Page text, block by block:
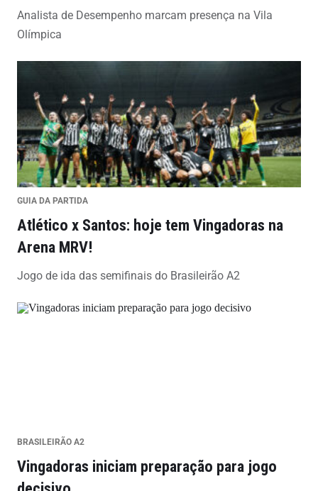
Analista de Desempenho marcam presença na Vila
Olímpica
GUIA DA PARTIDA
Atlético x Santos: hoje tem Vingadoras na
Arena MRV!
Jogo de ida das semifinais do Brasileirão A2
BRASILEIRÃO A2
Vingadoras iniciam preparação para jogo